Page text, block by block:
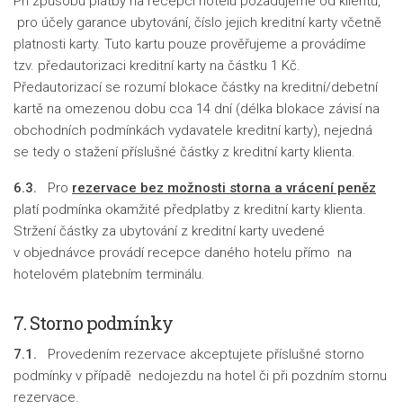
pro účely garance ubytování, číslo jejich kreditní karty včetně
platnosti karty. Tuto kartu pouze prověřujeme a provádíme
tzv. předautorizaci kreditní karty na částku 1 Kč.
Předautorizací se rozumí blokace částky na kreditní/debetní
kartě na omezenou dobu cca 14 dní (délka blokace závisí na
obchodních podmínkách vydavatele kreditní karty), nejedná
se tedy o stažení příslušné částky z kreditní karty klienta.
6.3. Pro rezervace bez možnosti storna a vrácení peněz
platí podmínka okamžité předplatby z kreditní karty klienta.
Stržení částky za ubytování z kreditní karty uvedené
v objednávce provádí recepce daného hotelu přímo na
hotelovém platebním terminálu.
7. Storno podmínky
7.1. Provedením rezervace akceptujete příslušné storno
podmínky v případě nedojezdu na hotel či při pozdním stornu
rezervace.